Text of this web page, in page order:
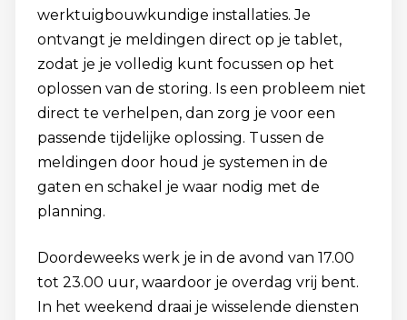
werktuigbouwkundige installaties. Je
ontvangt je meldingen direct op je tablet,
zodat je je volledig kunt focussen op het
oplossen van de storing. Is een probleem niet
direct te verhelpen, dan zorg je voor een
passende tijdelijke oplossing. Tussen de
meldingen door houd je systemen in de
gaten en schakel je waar nodig met de
planning.
Doordeweeks werk je in de avond van 17.00
tot 23.00 uur, waardoor je overdag vrij bent.
In het weekend draai je wisselende diensten